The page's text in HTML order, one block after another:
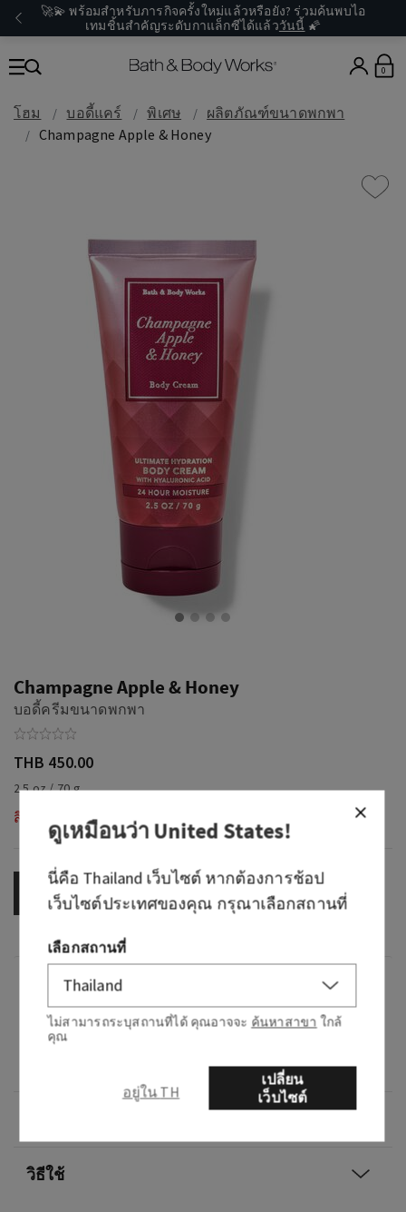
🚀💫 พร้อมสำหรับภารกิจครั้งใหม่แล้วหรือยัง? ร่วมค้นพบไอ
เทมชิ้นสำคัญระดับกาแล็กซีได้แล้ววันนี้ 🌠
0
โฮม บอดี้แคร์ พิเศษ
ผลิตภัณฑ์ขนาดพกพา
Champagne Apple & Honey
Champagne Apple & Honey
บอดี้ครีมขนาดพกพา
THB 450.00
2.5 oz / 70 g
สินค้าหมดสต็อก
OUT OF STOCK
A chic blend of pink lady apple, sparkling
champagne and jasmine honey in our 24-hour
ultimate hydration body cream
วิธีใช้
ดูเหมือนว่าUnited States!
นี่คือ Thailand เว็บไซต์ หากต้องการช้อป
เว็บไซต์ประเทศของคุณ กรุณาเลือกสถานที่
เลือกสถานที่
ไม่สามารถระบุสถานที่ได้ คุณอาจจะ ค้นหาสาขา ใกล้
คุณ
อยู่ใน TH
เปลี่ยน
เว็บไซต์